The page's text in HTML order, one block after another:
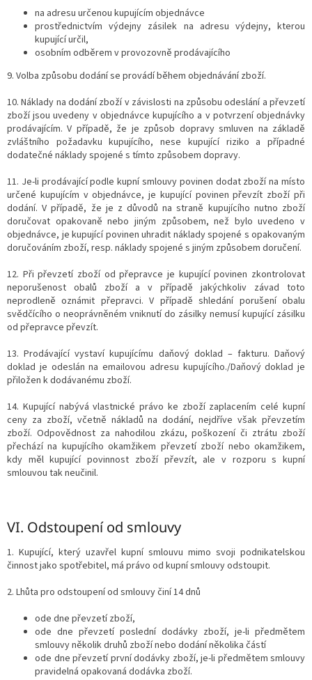
na adresu určenou kupujícím objednávce
prostřednictvím výdejny zásilek na adresu výdejny, kterou
kupující určil,
osobním odběrem v provozovně prodávajícího
9. Volba způsobu dodání se provádí během objednávání zboží.
10. Náklady na dodání zboží v závislosti na způsobu odeslání a převzetí
zboží jsou uvedeny v objednávce kupujícího a v potvrzení objednávky
prodávajícím. V případě, že je způsob dopravy smluven na základě
zvláštního požadavku kupujícího, nese kupující riziko a případné
dodatečné náklady spojené s tímto způsobem dopravy.
11. Je-li prodávající podle kupní smlouvy povinen dodat zboží na místo
určené kupujícím v objednávce, je kupující povinen převzít zboží při
dodání. V případě, že je z důvodů na straně kupujícího nutno zboží
doručovat opakovaně nebo jiným způsobem, než bylo uvedeno v
objednávce, je kupující povinen uhradit náklady spojené s opakovaným
doručováním zboží, resp. náklady spojené s jiným způsobem doručení.
12. Při převzetí zboží od přepravce je kupující povinen zkontrolovat
neporušenost obalů zboží a v případě jakýchkoliv závad toto
neprodleně oznámit přepravci. V případě shledání porušení obalu
svědčícího o neoprávněném vniknutí do zásilky nemusí kupující zásilku
od přepravce převzít.
13. Prodávající vystaví kupujícímu daňový doklad – fakturu. Daňový
doklad je odeslán na emailovou adresu kupujícího./Daňový doklad je
přiložen k dodávanému zboží.
14. Kupující nabývá vlastnické právo ke zboží zaplacením celé kupní
ceny za zboží, včetně nákladů na dodání, nejdříve však převzetím
zboží. Odpovědnost za nahodilou zkázu, poškození či ztrátu zboží
přechází na kupujícího okamžikem převzetí zboží nebo okamžikem,
kdy měl kupující povinnost zboží převzít, ale v rozporu s kupní
smlouvou tak neučinil.
VI. Odstoupení od smlouvy
1. Kupující, který uzavřel kupní smlouvu mimo svoji podnikatelskou
činnost jako spotřebitel, má právo od kupní smlouvy odstoupit.
2. Lhůta pro odstoupení od smlouvy činí 14 dnů
ode dne převzetí zboží,
ode dne převzetí poslední dodávky zboží, je-li předmětem
smlouvy několik druhů zboží nebo dodání několika částí
ode dne převzetí první dodávky zboží, je-li předmětem smlouvy
pravidelná opakovaná dodávka zboží.